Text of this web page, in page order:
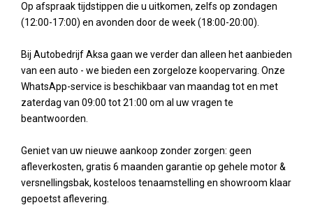
Op afspraak tijdstippen die u uitkomen, zelfs op zondagen
(12:00-17:00) en avonden door de week (18:00-20:00).
Bij Autobedrijf Aksa gaan we verder dan alleen het aanbieden
van een auto - we bieden een zorgeloze koopervaring. Onze
WhatsApp-service is beschikbaar van maandag tot en met
zaterdag van 09:00 tot 21:00 om al uw vragen te
beantwoorden.
Geniet van uw nieuwe aankoop zonder zorgen: geen
afleverkosten, gratis 6 maanden garantie op gehele motor &
versnellingsbak, kosteloos tenaamstelling en showroom klaar
gepoetst aflevering.